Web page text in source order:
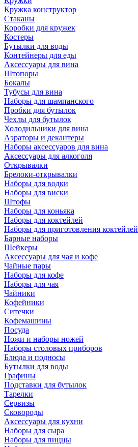
Кружка конструктор
Стаканы
Коробки для кружек
Костеры
Бутылки для воды
Контейнеры для еды
Аксессуары для вина
Штопоры
Бокалы
Тубусы для вина
Наборы для шампанского
Пробки для бутылок
Чехлы для бутылок
Холодильники для вина
Аэраторы и декантеры
Наборы аксессуаров для вина
Аксессуары для алкоголя
Открывалки
Брелоки-открывалки
Наборы для водки
Наборы для виски
Штофы
Наборы для коньяка
Наборы для коктейлей
Наборы для приготовления коктейлей
Барные наборы
Шейкеры
Аксессуары для чая и кофе
Чайные пары
Наборы для кофе
Наборы для чая
Чайники
Кофейники
Ситечки
Кофемашины
Посуда
Ножи и наборы ножей
Наборы столовых приборов
Блюда и подносы
Бутылки для воды
Графины
Подставки для бутылок
Тарелки
Сервизы
Сковороды
Аксессуары для кухни
Наборы для сыра
Наборы для пиццы